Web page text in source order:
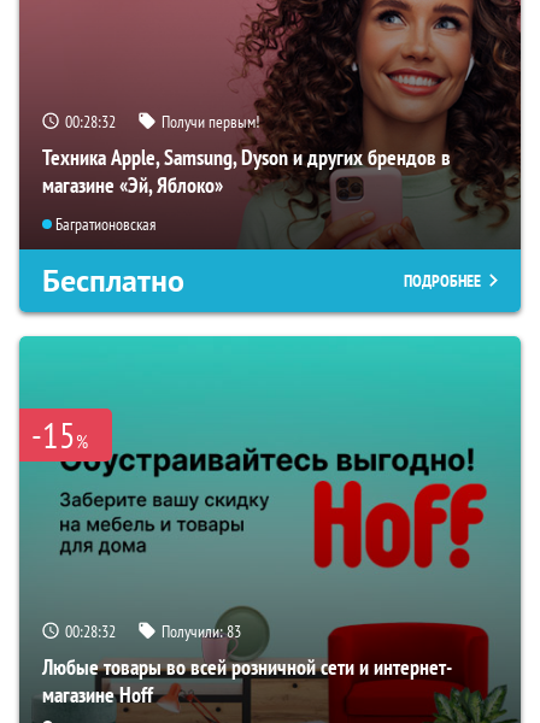
00:28:31 Получи первым!
Техника Apple, Samsung, Dyson и других брендов в
магазине «Эй, Яблоко»
Багратионовская
Бесплатно ПОДРОБНЕЕ
-15%
00:28:31 Получили:83
Любые товары во всей розничной сети и интернет-
магазине Hoff